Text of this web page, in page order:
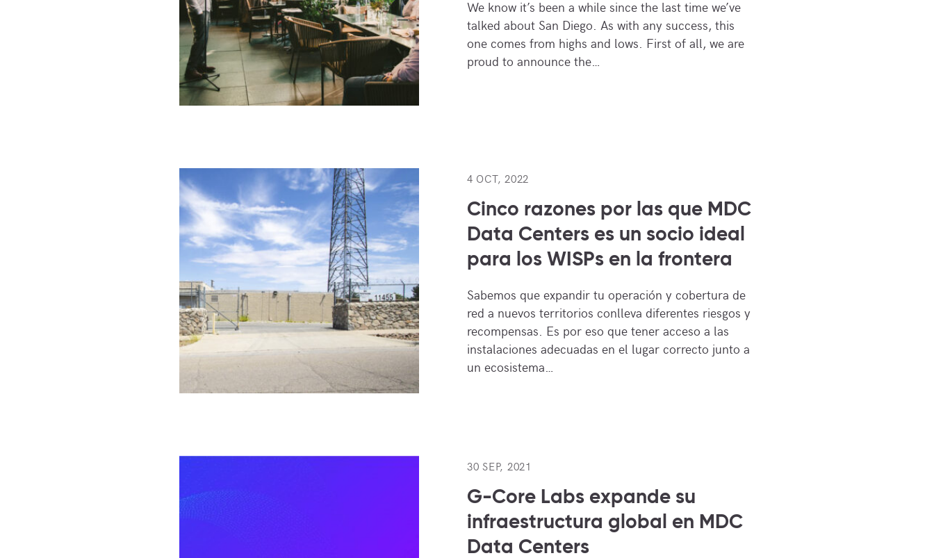
We know it’s been a while since the last time we’ve
talked about San Diego. As with any success, this
one comes from highs and lows. First of all, we are
proud to announce the…
4 OCT, 2022
Cinco razones por las que MDC
Data Centers es un socio ideal
para los WISPs en la frontera
Sabemos que expandir tu operación y cobertura de
red a nuevos territorios conlleva diferentes riesgos y
recompensas. Es por eso que tener acceso a las
instalaciones adecuadas en el lugar correcto junto a
un ecosistema…
30 SEP, 2021
G-Core Labs expande su
infraestructura global en MDC
Data Centers